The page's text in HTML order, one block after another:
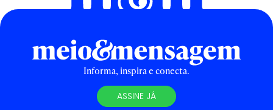
Informa, inspira e conecta.
ASSINE JÁ